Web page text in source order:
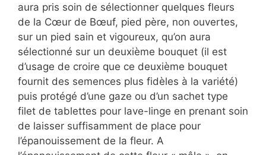
aura pris soin de sélectionner quelques fleurs
de la Cœur de Bœuf, pied père, non ouvertes,
sur un pied sain et vigoureux, qu’on aura
sélectionné sur un deuxième bouquet (il est
d’usage de croire que ce deuxième bouquet
fournit des semences plus fidèles à la variété)
puis protégé d’une gaze ou d’un sachet type
filet de tablettes pour lave-linge en prenant soin
de laisser suffisamment de place pour
l’épanouissement de la fleur. A